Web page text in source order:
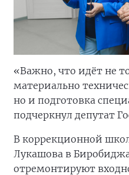
«Важно, что идёт не
материально
но и подготовка
подчеркнул депутат
В коррекционной
Лукашова в
отремонтируют